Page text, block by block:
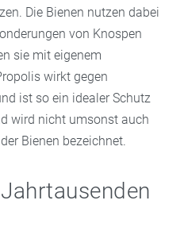
Die Bienen nutzen dabei
von Knospen
sie mit eigenem
wirkt gegen
ist so ein idealer Schutz
wird nicht umsonst auch
Bienen bezeichnet.